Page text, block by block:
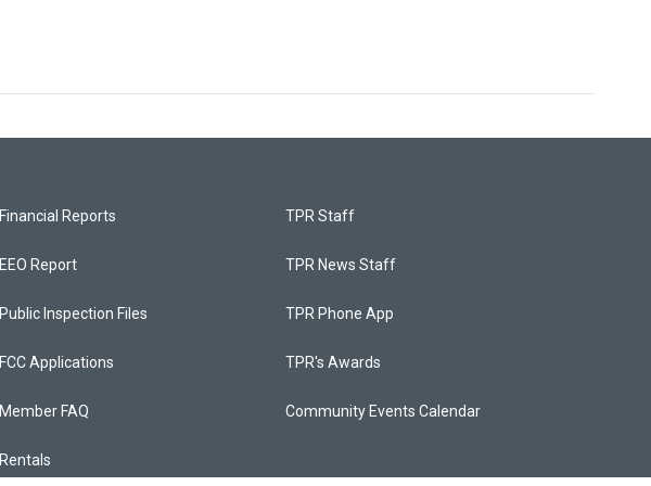
Financial Reports
EEO Report
Public Inspection Files
FCC Applications
Member FAQ
Rentals
TPR Staff
TPR News Staff
TPR Phone App
TPR's Awards
Community Events Calendar